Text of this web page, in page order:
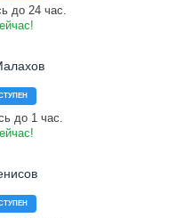
до 24 час.
до 1 час.